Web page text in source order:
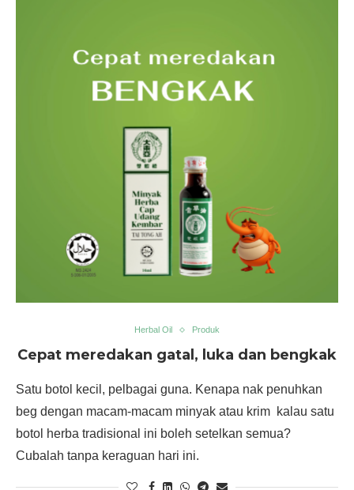
Herbal Oil Produk
Cepat meredakan gatal, luka dan bengkak
Satu botol kecil, pelbagai guna. Kenapa nak penuhkan
beg dengan macam-macam minyak atau krim kalau satu
botol herba tradisional ini boleh setelkan semua?
Cubalah tanpa keraguan hari ini.